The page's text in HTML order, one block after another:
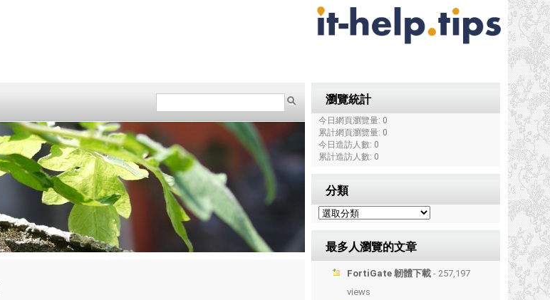
瀏覽統計
今日網頁瀏覽量: 0
累計網頁瀏覽量: 0
今日造訪人數: 0
累計造訪人數: 0
分類
最多人瀏覽的文章
FortiGate 韌體下載 - 257,197
views